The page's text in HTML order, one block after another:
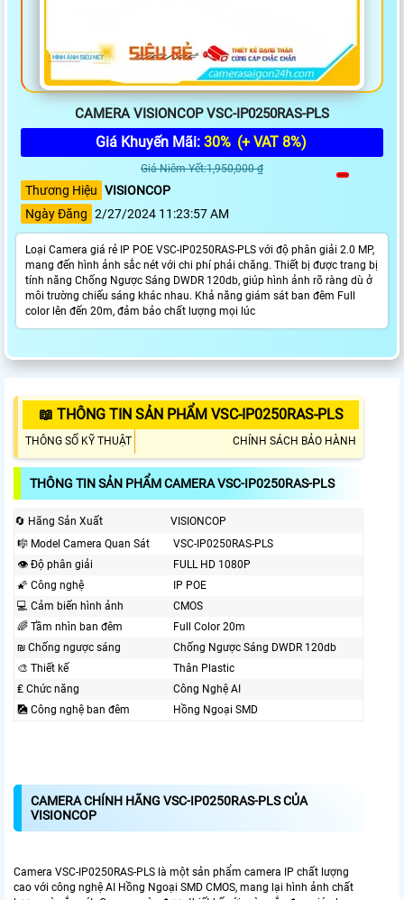
CAMERA VISIONCOP VSC-IP0250RAS-PLS
Giá Khuyến Mãi: 30% (+ VAT 8%)
Giá Niêm Yết:1,950,000 ₫
Thương Hiệu VISIONCOP
Ngày Đăng 2/27/2024 11:23:57 AM
Loại Camera giá rẻ IP POE VSC-IP0250RAS-PLS với độ phân giải 2.0 MP,
mang đến hình ảnh sắc nét với chi phí phải chăng. Thiết bị được trang bị
tính năng Chống Ngược Sáng DWDR 120db, giúp hình ảnh rõ ràng dù ở
môi trường chiếu sáng khác nhau. Khả năng giám sát ban đêm Full
color lên đến 20m, đảm bảo chất lượng mọi lúc
📖 THÔNG TIN SẢN PHẨM VSC-IP0250RAS-PLS
THÔNG SỐ KỸ THUẬT CHÍNH SÁCH BẢO HÀNH
THÔNG TIN SẢN PHẨM CAMERA VSC-IP0250RAS-PLS
🔄 Hãng Sản Xuất
VISIONCOP
🎼️ Model Camera Quan Sát
VSC-IP0250RAS-PLS
👁 Độ phân giải
FULL HD 1080P
🌠 Công nghệ
IP POE
💻 Cảm biến hình ảnh
CMOS
🌈 Tầm nhìn ban đêm
Full Color 20m
₪ Chống ngược sáng
Chống Ngược Sáng DWDR 120db
🎨 Thiết kế
Thân Plastic
₤ Chức năng
Công Nghệ AI
🎑 Công nghệ ban đêm
Hồng Ngoại SMD
CAMERA CHÍNH HÃNG VSC-IP0250RAS-PLS CỦA
VISIONCOP
Camera VSC-IP0250RAS-PLS là một sản phẩm camera IP chất lượng
cao với công nghệ AI Hồng Ngoại SMD CMOS, mang lại hình ảnh chất